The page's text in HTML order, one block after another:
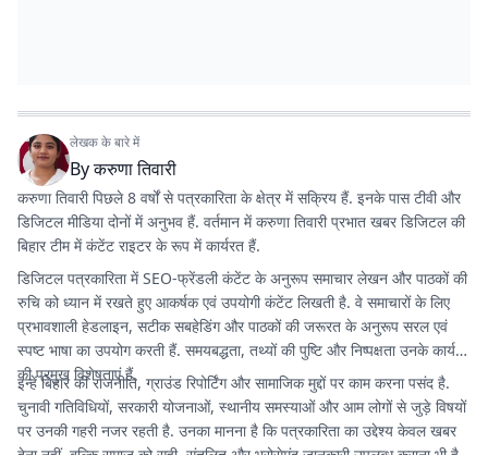
लेखक के बारे में
Byकरुणा तिवारी
करुणा तिवारी पिछले 8 वर्षों से पत्रकारिता के क्षेत्र में सक्रिय हैं. इनके पास टीवी और
डिजिटल मीडिया दोनों में अनुभव हैं. वर्तमान में करुणा तिवारी प्रभात खबर डिजिटल की
बिहार टीम में कंटेंट राइटर के रूप में कार्यरत हैं.
डिजिटल पत्रकारिता में SEO-फ्रेंडली कंटेंट के अनुरूप समाचार लेखन और पाठकों की
रुचि को ध्यान में रखते हुए आकर्षक एवं उपयोगी कंटेंट लिखती है. वे समाचारों के लिए
प्रभावशाली हेडलाइन, सटीक सबहेडिंग और पाठकों की जरूरत के अनुरूप सरल एवं
स्पष्ट भाषा का उपयोग करती हैं. समयबद्धता, तथ्यों की पुष्टि और निष्पक्षता उनके कार्य
की प्रमुख विशेषताएं हैं.
इन्हें बिहार की राजनीति, ग्राउंड रिपोर्टिंग और सामाजिक मुद्दों पर काम करना पसंद है.
चुनावी गतिविधियों, सरकारी योजनाओं, स्थानीय समस्याओं और आम लोगों से जुड़े विषयों
पर उनकी गहरी नजर रहती है. उनका मानना है कि पत्रकारिता का उद्देश्य केवल खबर